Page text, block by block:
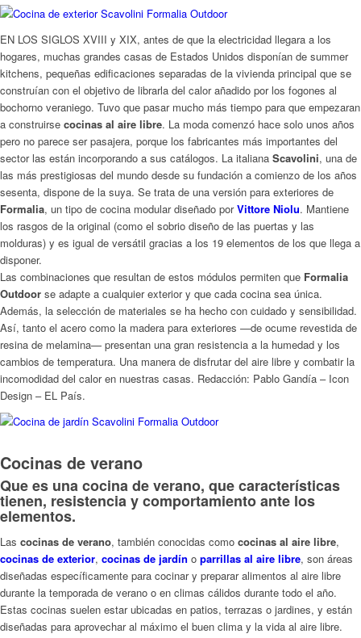
EN LOS SIGLOS XVIII y XIX, antes de que la electricidad llegara a los
hogares, muchas grandes casas de Estados Unidos disponían de summer
kitchens, pequeñas edificaciones separadas de la vivienda principal que se
construían con el objetivo de librarla del calor añadido por los fogones al
bochorno veraniego. Tuvo que pasar mucho más tiempo para que empezaran
a construirse cocinas al aire libre. La moda comenzó hace solo unos años
pero no parece ser pasajera, porque los fabricantes más importantes del
sector las están incorporando a sus catálogos. La italiana Scavolini, una de
las más prestigiosas del mundo desde su fundación a comienzo de los años
sesenta, dispone de la suya. Se trata de una versión para exteriores de
Formalia, un tipo de cocina modular diseñado porVittore Niolu. Mantiene
los rasgos de la original (como el sobrio diseño de las puertas y las
molduras) y es igual de versátil gracias a los 19 elementos de los que llega a
disponer.
Las combinaciones que resultan de estos módulos permiten que Formalia
Outdoor se adapte a cualquier exterior y que cada cocina sea única.
Además, la selección de materiales se ha hecho con cuidado y sensibilidad.
Así, tanto el acero como la madera para exteriores —de ocume revestida de
resina de melamina— presentan una gran resistencia a la humedad y los
cambios de temperatura. Una manera de disfrutar del aire libre y combatir la
incomodidad del calor en nuestras casas. Redacción: Pablo Gandía – Icon
Design – EL País.
Cocinas de verano
Que es una cocina de verano, que características
tienen, resistencia y comportamiento ante los
elementos.
Las cocinas de verano, también conocidas como cocinas al aire libre,
cocinas de exterior, cocinas de jardín o parrillas al aire libre, son áreas
diseñadas específicamente para cocinar y preparar alimentos al aire libre
durante la temporada de verano o en climas cálidos durante todo el año.
Estas cocinas suelen estar ubicadas en patios, terrazas o jardines, y están
diseñadas para aprovechar al máximo el buen clima y la vida al aire libre.